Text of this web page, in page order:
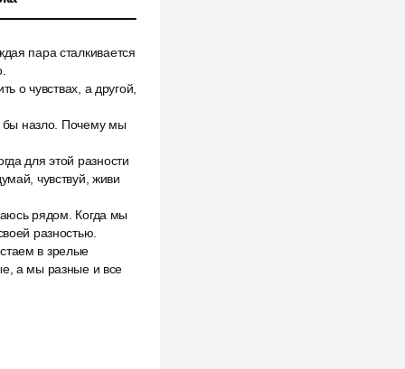
пара сталкивается
о чувствах, а другой,
бы назло. Почему мы
для этой разности
чувствуй, живи
рядом. Когда мы
разностью.
в зрелые
а мы разные и все